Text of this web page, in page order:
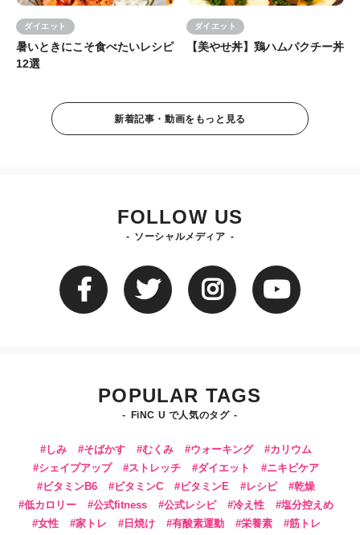
ダイエット
暑いときにこそ食べたいレシピ
12選
ダイエット
【美やせ丼】鶏ハムパクチー丼
新着記事・動画をもっと見る
FOLLOW US
ソーシャルメディア
POPULAR TAGS
FiNC U で人気のタグ
しみ そばかす むくみ ウォーキング
カリウム
シェイプアップ
ストレッチ ダイエット
ニキビケア
ビタミンB6
ビタミンC ビタミンE レシピ
乾燥
低カロリー
公式fitness 公式レシピ 冷え性
塩分控えめ
女性
家トレ 日焼け 有酸素運動 栄養素
筋トレ